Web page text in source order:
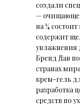
создали
—
на ¼
содержит
увлажнения
Бренд Дав
странах
крем-гель
разработка
средств по